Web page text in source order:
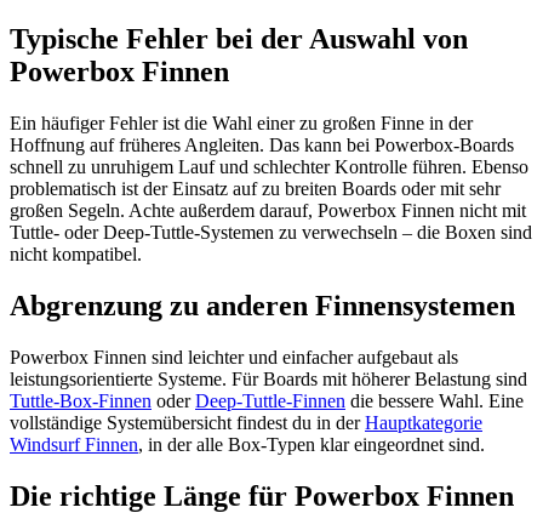
Typische Fehler bei der Auswahl von
Powerbox Finnen
Ein häufiger Fehler ist die Wahl einer zu großen Finne in der
Hoffnung auf früheres Angleiten. Das kann bei Powerbox-Boards
schnell zu unruhigem Lauf und schlechter Kontrolle führen. Ebenso
problematisch ist der Einsatz auf zu breiten Boards oder mit sehr
großen Segeln. Achte außerdem darauf, Powerbox Finnen nicht mit
Tuttle- oder Deep-Tuttle-Systemen zu verwechseln – die Boxen sind
nicht kompatibel.
Abgrenzung zu anderen Finnensystemen
Powerbox Finnen sind leichter und einfacher aufgebaut als
leistungsorientierte Systeme. Für Boards mit höherer Belastung sind
Tuttle-Box-Finnen oderDeep-Tuttle-Finnen die bessere Wahl. Eine
vollständige Systemübersicht findest du in derHauptkategorie
Windsurf Finnen, in der alle Box-Typen klar eingeordnet sind.
Die richtige Länge für Powerbox Finnen